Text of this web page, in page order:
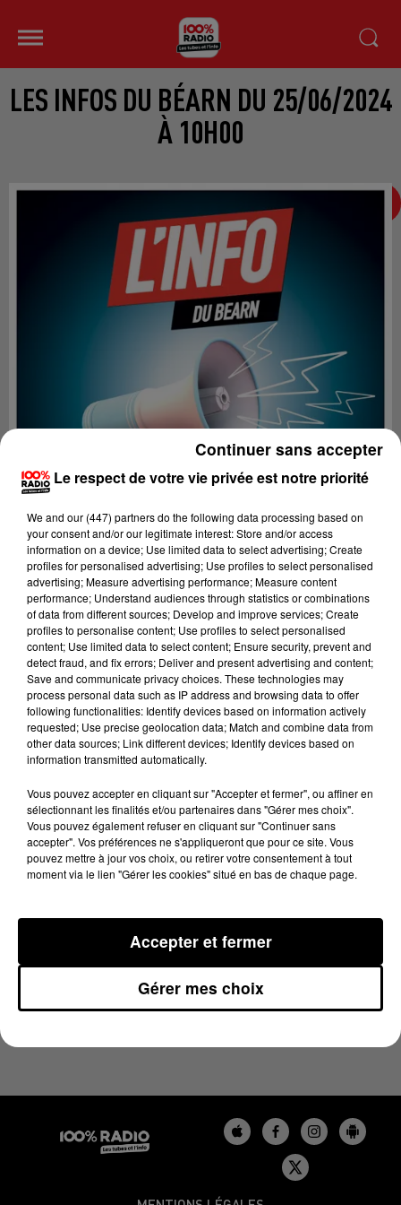
LES INFOS DU BÉARN DU 25/06/2024
À 10H00
Lecture (2 min 22 sec)
100%
25 juin 2024 - 2 min 22 sec
LES INFOS DU BÉARN DU 25/06/2024 À 10H00
Le respect de votre vie privée est notre priorité
We and our (447) partnersdo the following data processing based on
your consent and/or our legitimate interest: Store and/or access
information on a device; Use limited data to select advertising; Create
profiles for personalised advertising; Use profiles to select personalised
advertising; Measure advertising performance; Measure content
performance; Understand audiences through statistics or combinations
of data from different sources; Develop and improve services; Create
profiles to personalise content; Use profiles to select personalised
content; Use limited data to select content; Ensure security, prevent and
detect fraud, and fix errors; Deliver and present advertising and content;
Save and communicate privacy choices. These technologies may
process personal data such as IP address and browsing data to offer
following functionalities: Identify devices based on information actively
requested; Use precise geolocation data; Match and combine data from
other data sources; Link different devices; Identify devices based on
information transmitted automatically.
Vous pouvez accepter en cliquant sur "Accepter et fermer", ou affiner en
sélectionnant les finalités et/ou partenaires dans "Gérer mes choix".
Vous pouvez également refuser en cliquant sur "Continuer sans
accepter". Vos préférences ne s'appliqueront que pour ce site. Vous
pouvez mettre à jour vos choix, ou retirer votre consentement à tout
moment via le lien "Gérer les cookies" situé en bas de chaque page.
Gérer mes choix
Accepter et fermer
Continuer sans accepter